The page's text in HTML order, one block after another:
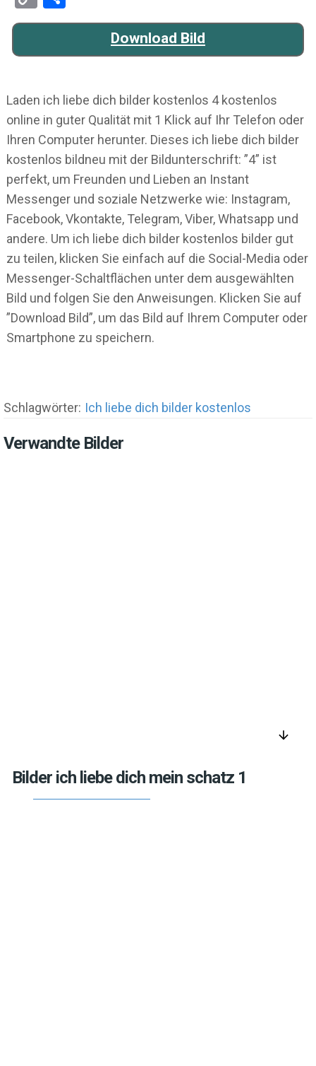
Link
Download Bild
Laden ich liebe dich bilder kostenlos 4 kostenlos
online in guter Qualität mit 1 Klick auf Ihr Telefon oder
Ihren Computer herunter. Dieses ich liebe dich bilder
kostenlos bildneu mit der Bildunterschrift: ”4” ist
perfekt, um Freunden und Lieben an Instant
Messenger und soziale Netzwerke wie: Instagram,
Facebook, Vkontakte, Telegram, Viber, Whatsapp und
andere. Um ich liebe dich bilder kostenlos bilder gut
zu teilen, klicken Sie einfach auf die Social-Media oder
Messenger-Schaltflächen unter dem ausgewählten
Bild und folgen Sie den Anweisungen. Klicken Sie auf
”Download Bild”, um das Bild auf Ihrem Computer oder
Smartphone zu speichern.
Schlagwörter: Ich liebe dich bilder kostenlos
Verwandte Bilder
arrow_downward
Bilder ich liebe dich mein schatz 1